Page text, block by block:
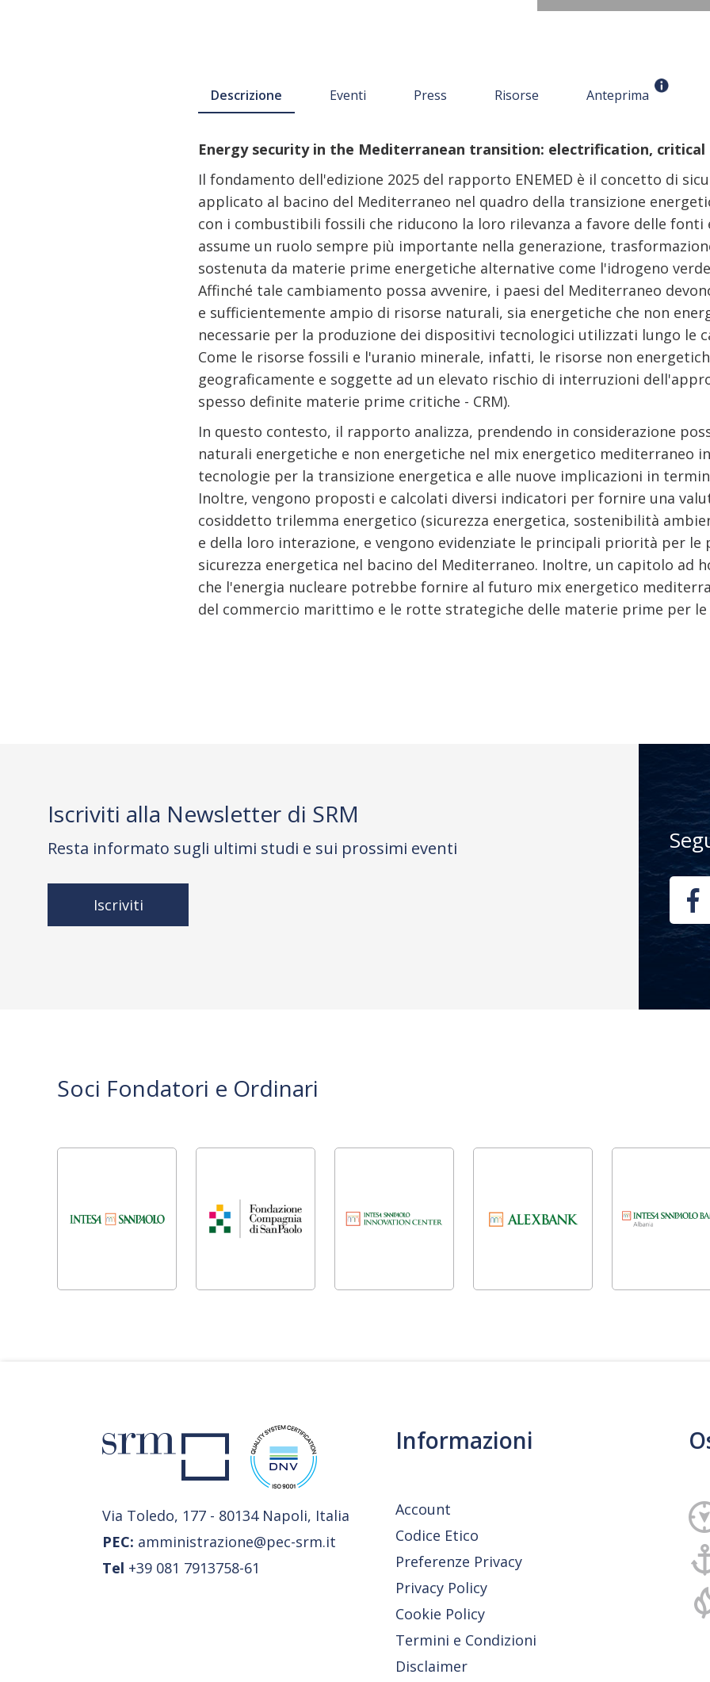
Descrizione Eventi Press Risorse Anteprima
Energy security in the Mediterranean transition: electrification,
Il fondamento dell'edizione 2025 del rapporto ENEMED è il concetto di
applicato al bacino del Mediterraneo nel quadro della transizione
con i combustibili fossili che riducono la loro rilevanza a favore delle
assume un ruolo sempre più importante nella generazione,
sostenuta da materie prime energetiche alternative come l'idrogeno
Affinché tale cambiamento possa avvenire, i paesi del Mediterraneo
e sufficientemente ampio di risorse naturali, sia energetiche che non
necessarie per la produzione dei dispositivi tecnologici utilizzati lungo le
Come le risorse fossili e l'uranio minerale, infatti, le risorse non
geograficamente e soggette ad un elevato rischio di interruzioni
spesso definite materie prime critiche - CRM).
In questo contesto, il rapporto analizza, prendendo in considerazione
naturali energetiche e non energetiche nel mix energetico mediterraneo
tecnologie per la transizione energetica e alle nuove implicazioni in
Inoltre, vengono proposti e calcolati diversi indicatori per fornire una
cosiddetto trilemma energetico (sicurezza energetica, sostenibilità
e della loro interazione, e vengono evidenziate le principali priorità per
sicurezza energetica nel bacino del Mediterraneo. Inoltre, un capitolo ad
che l'energia nucleare potrebbe fornire al futuro mix energetico
del commercio marittimo e le rotte strategiche delle materie prime per
Iscriviti alla Newsletter di SRM
Resta informato sugli ultimi studi e sui prossimi eventi
Iscriviti
Soci Fondatori e Ordinari
Via Toledo, 177 - 80134 Napoli, Italia
PEC: amministrazione@pec-srm.it
Tel +39 081 7913758-61
Informazioni
Account
Codice Etico
Preferenze Privacy
Privacy Policy
Cookie Policy
Termini e Condizioni
Disclaimer